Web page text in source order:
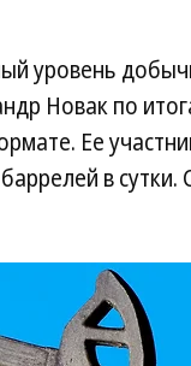
уровень
Новак по
Ее
в